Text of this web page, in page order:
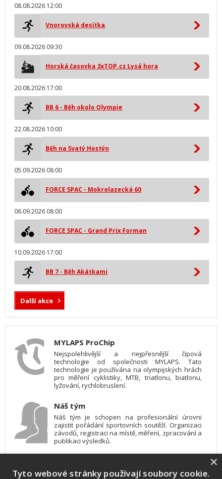
08.08.2026 12:00
Vnorovská desítka
09.08.2026 09:30
Horská časovka 3xTOP.cz Lysá hora
20.08.2026 17:00
BB 6 - Běh okolo Olympie
22.08.2026 10:00
Běh na Svatý Hostýn
05.09.2026 08:00
FORCE SPAC - Mokrolazecká 60
06.09.2026 08:00
FORCE SPAC - Grand Prix Forman
10.09.2026 17:00
BB 7 - Běh Akátkami
Další akce
MYLAPS ProChip
Nejspolehlivější a nejpřesnější čipová
technologie od společnosti MYLAPS. Tato
technologie je používána na olympijských hrách
pro měření cyklistiky, MTB, triatlonu, biatlonu,
lyžování, rychlobruslení.
Náš tým
Náš tým je schopen na profesionální úrovni
zajistit pořádání sportovních soutěží. Organizaci
závodů, registraci na místě, měření, zpracování a
publikaci výsledků.
Pro měření, zpracování a publikaci výsledků
×
Tyto webové stránky používají soubory cookie.